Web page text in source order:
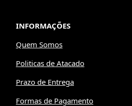
INFORMAÇÕES
Quem Somos
Politicas de Atacado
Prazo de Entrega
Formas de Pagamento